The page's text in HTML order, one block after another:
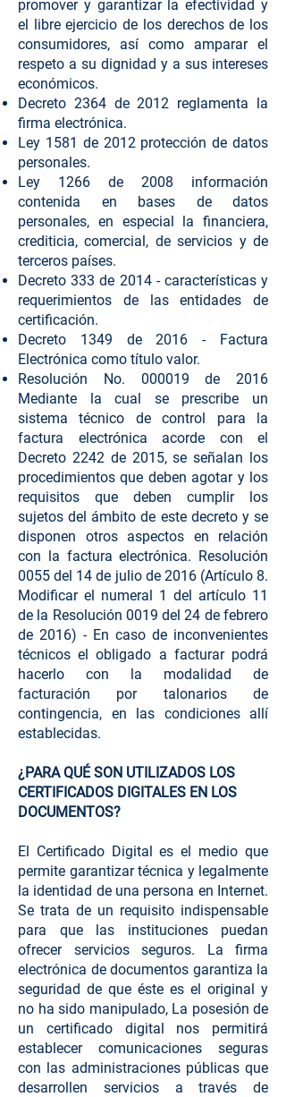
promover y garantizar la efectividad y
el libre ejercicio de los derechos de los
consumidores, así como amparar el
respeto a su dignidad y a sus intereses
económicos.
Decreto 2364 de 2012 reglamenta la
firma electrónica.
Ley 1581 de 2012 protección de datos
personales.
Ley 1266 de 2008 información
contenida en bases de datos
personales, en especial la financiera,
crediticia, comercial, de servicios y de
terceros países.
Decreto 333 de 2014 - características y
requerimientos de las entidades de
certificación.
Decreto 1349 de 2016 - Factura
Electrónica como título valor.
Resolución No. 000019 de 2016
Mediante la cual se prescribe un
sistema técnico de control para la
factura electrónica acorde con el
Decreto 2242 de 2015, se señalan los
procedimientos que deben agotar y los
requisitos que deben cumplir los
sujetos del ámbito de este decreto y se
disponen otros aspectos en relación
con la factura electrónica. Resolución
0055 del 14 de julio de 2016 (Artículo 8.
Modificar el numeral 1 del artículo 11
de la Resolución 0019 del 24 de febrero
de 2016) - En caso de inconvenientes
técnicos el obligado a facturar podrá
hacerlo con la modalidad de
facturación por talonarios de
contingencia, en las condiciones allí
establecidas.
¿PARA QUÉ SON UTILIZADOS LOS
CERTIFICADOS DIGITALES EN LOS
DOCUMENTOS?
El Certificado Digital es el medio que
permite garantizar técnica y legalmente
la identidad de una persona en Internet.
Se trata de un requisito indispensable
para que las instituciones puedan
ofrecer servicios seguros. La firma
electrónica de documentos garantiza la
seguridad de que éste es el original y
no ha sido manipulado, La posesión de
un certificado digital nos permitirá
establecer comunicaciones seguras
con las administraciones públicas que
desarrollen servicios a través de